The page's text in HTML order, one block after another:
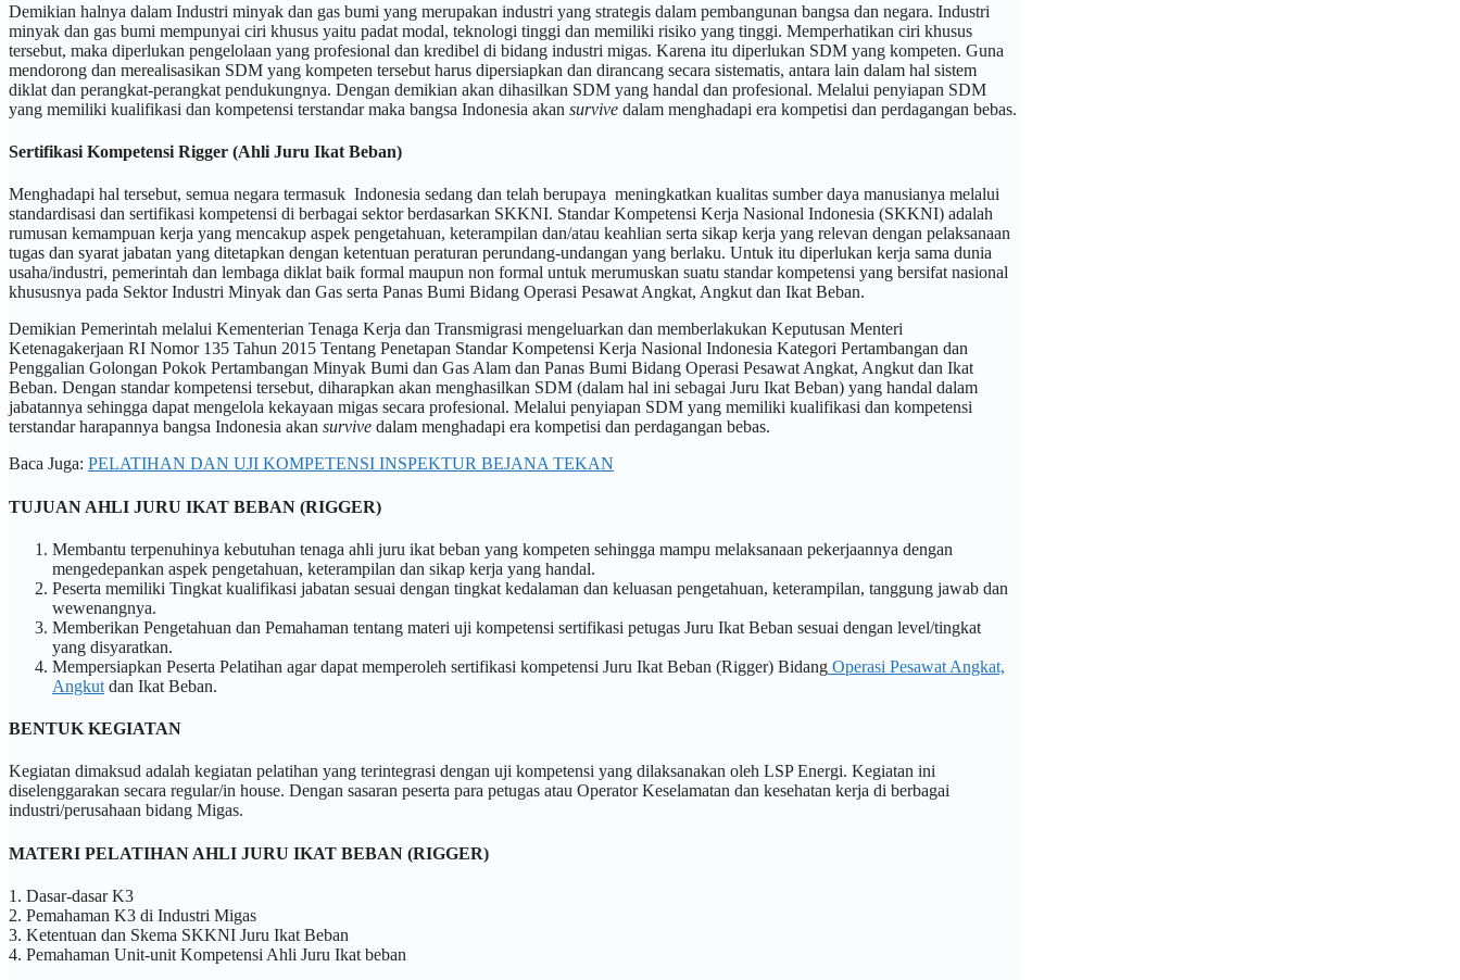
Demikian halnya dalam Industri minyak dan gas bumi yang merupakan industri yang strategis dalam pembangunan bangsa dan negara. Industri
minyak dan gas bumi mempunyai ciri khusus yaitu padat modal, teknologi tinggi dan memiliki risiko yang tinggi. Memperhatikan ciri khusus
tersebut, maka diperlukan pengelolaan yang profesional dan kredibel di bidang industri migas. Karena itu diperlukan SDM yang kompeten. Guna
mendorong dan merealisasikan SDM yang kompeten tersebut harus dipersiapkan dan dirancang secara sistematis, antara lain dalam hal sistem
diklat dan perangkat-perangkat pendukungnya. Dengan demikian akan dihasilkan SDM yang handal dan profesional. Melalui penyiapan SDM
yang memiliki kualifikasi dan kompetensi terstandar maka bangsa Indonesia akan survive dalam menghadapi era kompetisi dan perdagangan bebas.
Sertifikasi Kompetensi Rigger (Ahli Juru Ikat Beban)
Menghadapi hal tersebut, semua negara termasuk Indonesia sedang dan telah berupaya meningkatkan kualitas sumber daya manusianya melalui
standardisasi dan sertifikasi kompetensi di berbagai sektor berdasarkan SKKNI. Standar Kompetensi Kerja Nasional Indonesia (SKKNI) adalah
rumusan kemampuan kerja yang mencakup aspek pengetahuan, keterampilan dan/atau keahlian serta sikap kerja yang relevan dengan pelaksanaan
tugas dan syarat jabatan yang ditetapkan dengan ketentuan peraturan perundang-undangan yang berlaku. Untuk itu diperlukan kerja sama dunia
usaha/industri, pemerintah dan lembaga diklat baik formal maupun non formal untuk merumuskan suatu standar kompetensi yang bersifat nasional
khususnya pada Sektor Industri Minyak dan Gas serta Panas Bumi Bidang Operasi Pesawat Angkat, Angkut dan Ikat Beban.
Demikian Pemerintah melalui Kementerian Tenaga Kerja dan Transmigrasi mengeluarkan dan memberlakukan Keputusan Menteri
Ketenagakerjaan RI Nomor 135 Tahun 2015 Tentang Penetapan Standar Kompetensi Kerja Nasional Indonesia Kategori Pertambangan dan
Penggalian Golongan Pokok Pertambangan Minyak Bumi dan Gas Alam dan Panas Bumi Bidang Operasi Pesawat Angkat, Angkut dan Ikat
Beban. Dengan standar kompetensi tersebut, diharapkan akan menghasilkan SDM (dalam hal ini sebagai Juru Ikat Beban) yang handal dalam
jabatannya sehingga dapat mengelola kekayaan migas secara profesional. Melalui penyiapan SDM yang memiliki kualifikasi dan kompetensi
terstandar harapannya bangsa Indonesia akan survive dalam menghadapi era kompetisi dan perdagangan bebas.
Baca Juga: PELATIHAN DAN UJI KOMPETENSI INSPEKTUR BEJANA TEKAN
TUJUAN AHLI JURU IKAT BEBAN (RIGGER)
Membantu terpenuhinya kebutuhan tenaga ahli juru ikat beban yang kompeten sehingga mampu melaksanaan pekerjaannya dengan
mengedepankan aspek pengetahuan, keterampilan dan sikap kerja yang handal.
Peserta memiliki Tingkat kualifikasi jabatan sesuai dengan tingkat kedalaman dan keluasan pengetahuan, keterampilan, tanggung jawab dan
wewenangnya.
Memberikan Pengetahuan dan Pemahaman tentang materi uji kompetensi sertifikasi petugas Juru Ikat Beban sesuai dengan level/tingkat
yang disyaratkan.
Mempersiapkan Peserta Pelatihan agar dapat memperoleh sertifikasi kompetensi Juru Ikat Beban (Rigger) Bidang Operasi Pesawat Angkat,
Angkut dan Ikat Beban.
BENTUK KEGIATAN
Kegiatan dimaksud adalah kegiatan pelatihan yang terintegrasi dengan uji kompetensi yang dilaksanakan oleh LSP Energi. Kegiatan ini
diselenggarakan secara regular/in house. Dengan sasaran peserta para petugas atau Operator Keselamatan dan kesehatan kerja di berbagai
industri/perusahaan bidang Migas.
MATERI PELATIHAN AHLI JURU IKAT BEBAN (RIGGER)
1. Dasar-dasar K3
2. Pemahaman K3 di Industri Migas
3. Ketentuan dan Skema SKKNI Juru Ikat Beban
4. Pemahaman Unit-unit Kompetensi Ahli Juru Ikat beban